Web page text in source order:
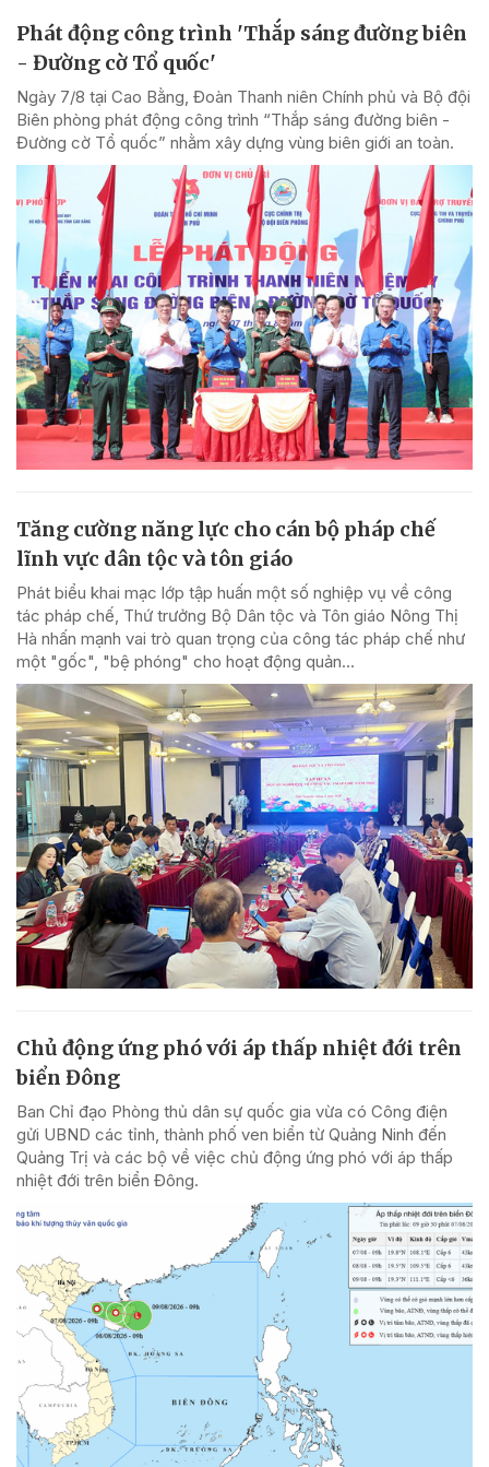
Phát động công trình 'Thắp sáng đường biên
- Đường cờ Tổ quốc'
Ngày 7/8 tại Cao Bằng, Đoàn Thanh niên Chính phủ và Bộ đội
Biên phòng phát động công trình “Thắp sáng đường biên -
Đường cờ Tổ quốc” nhằm xây dựng vùng biên giới an toàn.
Tăng cường năng lực cho cán bộ pháp chế
lĩnh vực dân tộc và tôn giáo
Phát biểu khai mạc lớp tập huấn một số nghiệp vụ về công
tác pháp chế, Thứ trưởng Bộ Dân tộc và Tôn giáo Nông Thị
Hà nhấn mạnh vai trò quan trọng của công tác pháp chế như
một "gốc", "bệ phóng" cho hoạt động quản...
Chủ động ứng phó với áp thấp nhiệt đới trên
biển Đông
Ban Chỉ đạo Phòng thủ dân sự quốc gia vừa có Công điện
gửi UBND các tỉnh, thành phố ven biển từ Quảng Ninh đến
Quảng Trị và các bộ về việc chủ động ứng phó với áp thấp
nhiệt đới trên biển Đông.